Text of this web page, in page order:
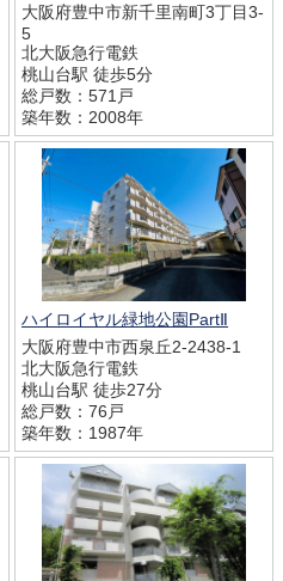
大阪府豊中市新千里南町3丁目3-
5
北大阪急行電鉄
桃山台駅 徒歩5分
総戸数：571戸
築年数：2008年
ハイロイヤル緑地公園PartⅡ
大阪府豊中市西泉丘2-2438-1
北大阪急行電鉄
桃山台駅 徒歩27分
総戸数：76戸
築年数：1987年